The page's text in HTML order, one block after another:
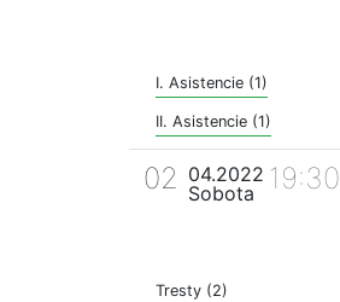
I. Asistencie (1)
II. Asistencie (1)
02 04.2022
Sobota
19:30
Tresty (2)